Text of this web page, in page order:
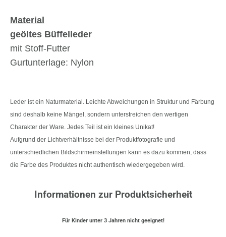
Material
geöltes Büffelleder
mit Stoff-Futter
Gurtunterlage: Nylon
Leder ist ein Naturmaterial. Leichte Abweichungen in Struktur und Färbung
sind deshalb keine Mängel, sondern unterstreichen den wertigen
Charakter der Ware. Jedes Teil ist ein kleines Unikat!
Aufgrund der Lichtverhältnisse bei der Produktfotografie und
unterschiedlichen Bildschirmeinstellungen kann es dazu kommen, dass
die Farbe des Produktes nicht authentisch wiedergegeben wird.
Informationen zur Produktsicherheit
Für Kinder unter 3 Jahren nicht geeignet!